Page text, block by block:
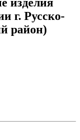
г. Русско-
район)